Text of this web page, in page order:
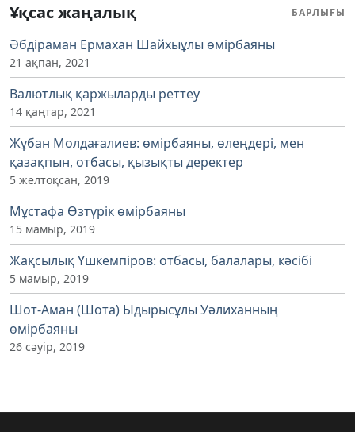
Ұқсас жаңалық БАРЛЫҒЫ
Әбдіраман Ермахан Шайхыұлы өмірбаяны
21 ақпан, 2021
Валютлық қаржыларды реттеу
14 қаңтар, 2021
Жұбан Молдағалиев: өмірбаяны, өлеңдері, мен
қазақпын, отбасы, қызықты деректер
5 желтоқсан, 2019
Мұстафа Өзтүрік өмірбаяны
15 мамыр, 2019
Жақсылық Үшкемпіров: отбасы, балалары, кәсібі
5 мамыр, 2019
Шот-Аман (Шота) Ыдырысұлы Уәлиханның
өмірбаяны
26 сәуір, 2019